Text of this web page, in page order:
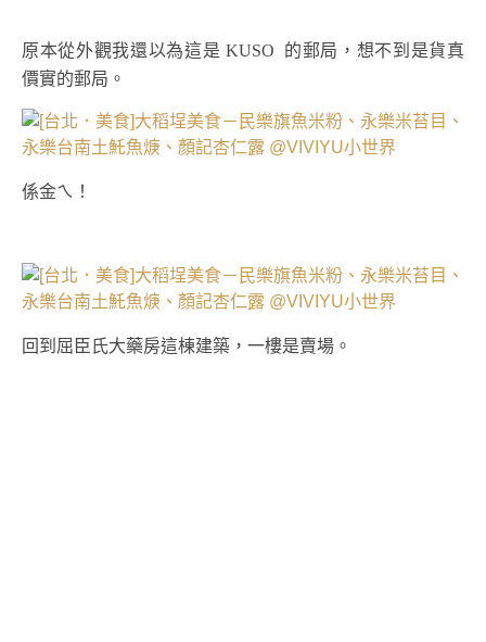
原本從外觀我還以為這是 KUSO 的郵局，想不到是貨真
價實的郵局。
係金ㄟ！
回到屈臣氏大藥房這棟建築，一樓是賣場。